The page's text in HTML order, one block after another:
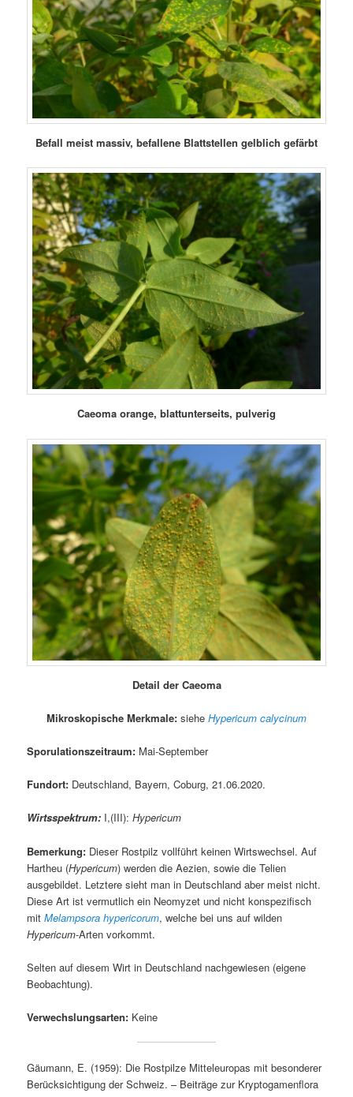
Befall meist massiv, befallene Blattstellen gelblich gefärbt
Caeoma orange, blattunterseits, pulverig
Detail der Caeoma
Mikroskopische Merkmale: siehe Hypericum calycinum
Sporulationszeitraum: Mai-September
Fundort: Deutschland, Bayern, Coburg, 21.06.2020.
Wirtsspektrum: I,(III): Hypericum
Bemerkung: Dieser Rostpilz vollführt keinen Wirtswechsel. Auf
Hartheu (Hypericum) werden die Aezien, sowie die Telien
ausgebildet. Letztere sieht man in Deutschland aber meist nicht.
Diese Art ist vermutlich ein Neomyzet und nicht konspezifisch
mitMelampsora hypericorum, welche bei uns auf wilden
Hypericum-Arten vorkommt.
Selten auf diesem Wirt in Deutschland nachgewiesen (eigene
Beobachtung).
Verwechslungsarten: Keine
Gäumann, E. (1959): Die Rostpilze Mitteleuropas mit besonderer
Berücksichtigung der Schweiz. – Beiträge zur Kryptogamenflora